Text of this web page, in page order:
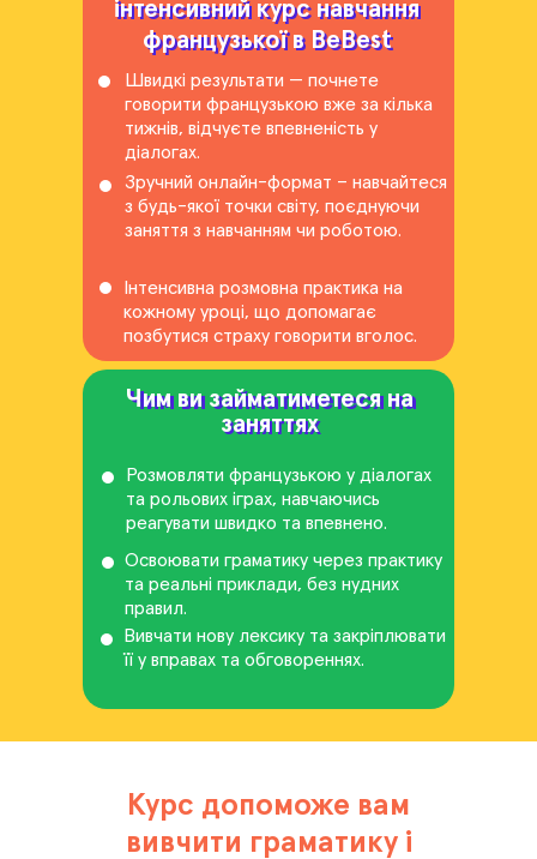
інтенсивний курс навчання
французької в BeBest
інтенсивний курс навчання
французької в BeBest
Чим ви займатиметеся на
заняттях
Чим ви займатиметеся на
заняттях
Швидкі результати — почнете
говорити французькою вже за кілька
тижнів, відчуєте впевненість у
діалогах.
Зручний онлайн-формат – навчайтеся
з будь-якої точки світу, поєднуючи
заняття з навчанням чи роботою.
Інтенсивна розмовна практика на
кожному уроці, що допомагає
позбутися страху говорити вголос.
Розмовляти французькою у діалогах
та рольових іграх, навчаючись
реагувати швидко та впевнено.
Освоювати граматику через практику
та реальні приклади, без нудних
правил.
Вивчати нову лексику та закріплювати
її у вправах та обговореннях.
Курс допоможе вам
вивчити граматику і